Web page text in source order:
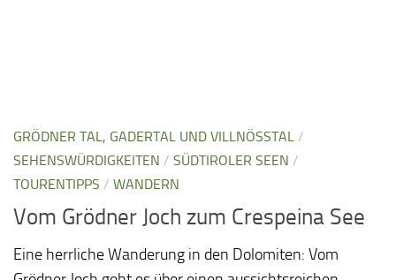
GRÖDNER TAL, GADERTAL UND VILLNÖSSTAL
/
SEHENSWÜRDIGKEITEN / SÜDTIROLER SEEN /
TOURENTIPPS / WANDERN
Vom Grödner Joch zum Crespeina See
Eine herrliche Wanderung in den Dolomiten: Vom